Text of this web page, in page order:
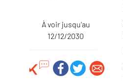
À voir jusqu'au
12/12/2030